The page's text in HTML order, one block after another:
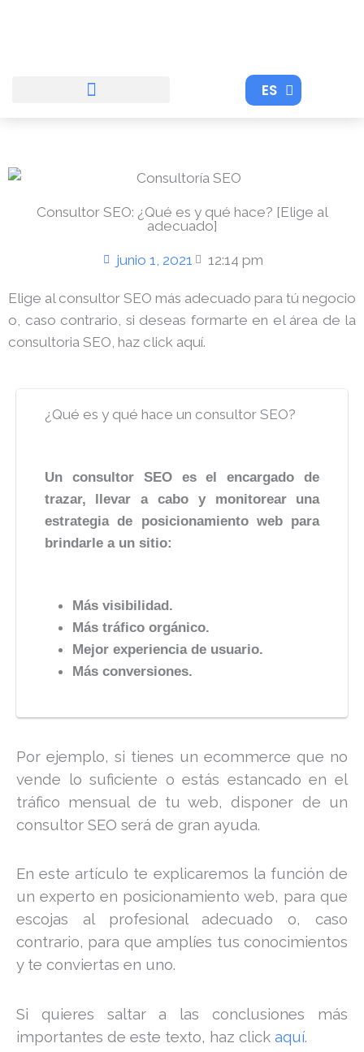
ES
EN
Consultor SEO: ¿Qué es y qué hace? [Elige al
adecuado]
junio 1, 2021 12:14 pm
Elige al consultor SEO más adecuado para tú negocio
o, caso contrario, si deseas formarte en el área de la
consultoria SEO, haz click aquí.
¿Qué es y qué hace un consultor SEO?
Un consultor SEO es el encargado de
trazar, llevar a cabo y monitorear una
estrategia de posicionamiento web para
brindarle a un sitio:
Más visibilidad.
Más tráfico orgánico.
Mejor experiencia de usuario.
Más conversiones.
Por ejemplo, si tienes un ecommerce que no
vende lo suficiente o estás estancado en el
tráfico mensual de tu web, disponer de un
consultor SEO será de gran ayuda.
En este artículo te explicaremos la función de
un experto en posicionamiento web, para que
escojas al profesional adecuado o, caso
contrario, para que amplíes tus conocimientos
y te conviertas en uno.
Si quieres saltar a las conclusiones más
importantes de este texto, haz click aquí.